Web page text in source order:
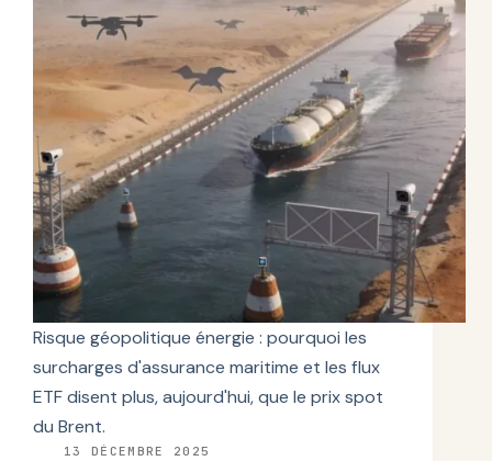
Risque géopolitique énergie : pourquoi les
surcharges d'assurance maritime et les flux
ETF disent plus, aujourd'hui, que le prix spot
du Brent.
13 DÉCEMBRE 2025